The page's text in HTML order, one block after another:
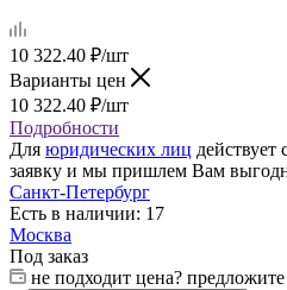
10 322.40 ₽/шт
Варианты цен
10 322.40 ₽/шт
Подробности
Для юридических лиц действует
заявку и мы пришлем Вам
Санкт-Петербург
Есть в наличии: 17
Москва
Под заказ
не подходит цена?